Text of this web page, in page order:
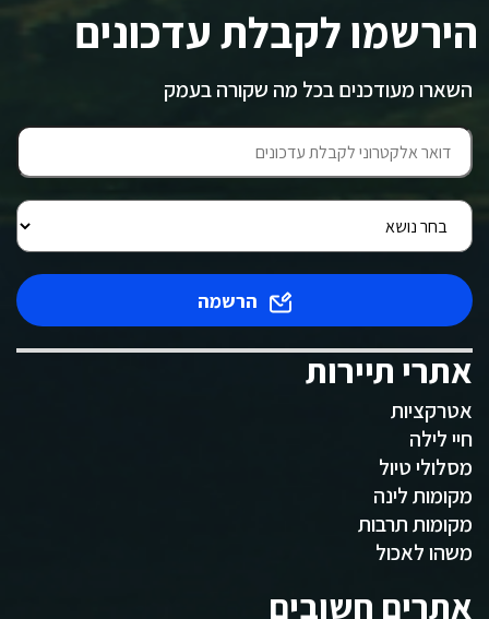
הירשמו לקבלת עדכונים
השארו מעודכנים בכל מה שקורה בעמק
הרשמה
אתרי תיירות
אטרקציות
חיי לילה
מסלולי טיול
מקומות לינה
מקומות תרבות
משהו לאכול
אתרים חשובים